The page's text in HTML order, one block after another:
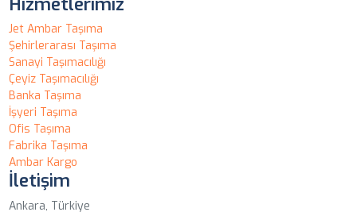
Jet Ambar Taşıma
Şehirlerarası Taşıma
Sanayi Taşımacılığı
Çeyiz Taşımacılığı
Banka Taşıma
İşyeri Taşıma
Ofis Taşıma
Fabrika Taşıma
Ambar Kargo
İletişim
Ankara, Türkiye